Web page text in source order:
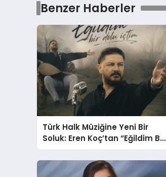
Benzer Haberler
Türk Halk Müziğine Yeni Bir
Soluk: Eren Koç’tan “Eğildim Bir
Dolu İçtim”